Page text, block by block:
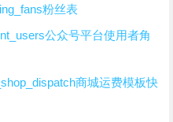
粉丝表
公众号平台使用者角
商城运费模板快